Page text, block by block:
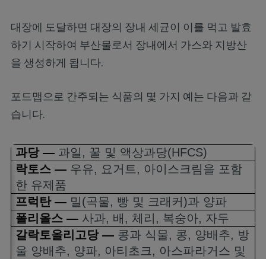
대장에 도달하면 대장의 장내 세균이 이를 먹고 발효
하기 시작하여 부산물로서 장내에서 가스와 지방산
을 생성하게 됩니다.
포드맵으로 간주되는 식품의 몇 가지 예는 다음과 같
습니다.
과당— 과일 , 꿀 및 액상과당(HFCS)
락토스— 우유, 요거트 , 아이스크림을 포함
한 유제품
프럭탄— 밀(곡물, 빵 및 크래커)과 양파
폴리올스— 사과, 배 , 체리 , 복숭아, 자두
갈락토올리고당— 콩과 식물, 콩, 양배추, 방
울 양배추, 양파, 아티초크 , 아스파라거스 및